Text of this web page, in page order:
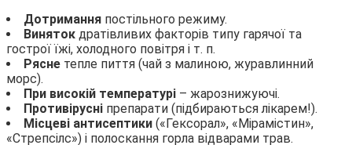
Дотримання постільного режиму.
Виняток дратівливих факторів типу гарячої та
гострої їжі, холодного повітря і т. п.
Рясне тепле пиття (чай з малиною, журавлинний
морс).
При високій температурі – жарознижуючі.
Противірусні препарати (підбираються лікарем!).
Місцеві антисептики («Гексорал», «Мірамістин»,
«Стрепсілс») і полоскання горла відварами трав.